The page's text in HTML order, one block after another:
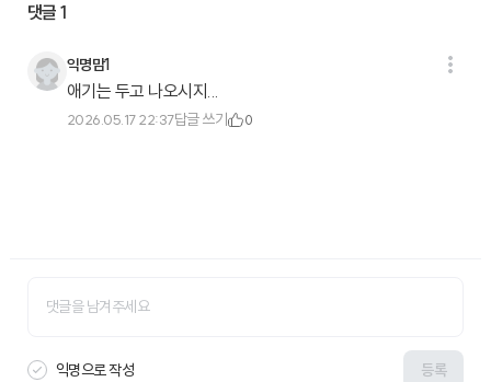
댓글1
익명맘1
애기는 두고 나오시지...
2026.05.17 22:37답글 쓰기 0
익명으로 작성 등록